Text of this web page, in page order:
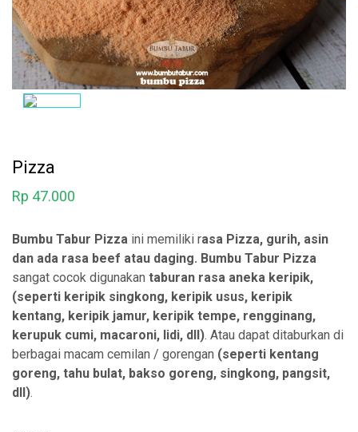
Pizza
Rp 47.000
Bumbu Tabur Pizza ini memiliki rasa Pizza, gurih, asin
dan ada rasa beef atau daging. Bumbu Tabur Pizza
sangat cocok digunakan taburan rasa aneka keripik,
(seperti keripik singkong, keripik usus, keripik
kentang, keripik jamur, keripik tempe, rengginang,
kerupuk cumi, macaroni, lidi, dll). Atau dapat ditaburkan di
berbagai macam cemilan / gorengan (seperti kentang
goreng, tahu bulat, bakso goreng, singkong, pangsit,
dll).